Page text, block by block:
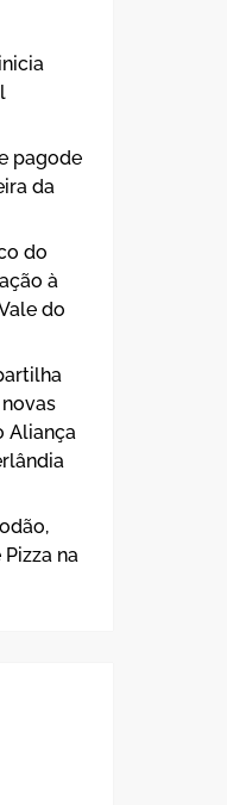
pagode
da
do
à
do
Aliança
na